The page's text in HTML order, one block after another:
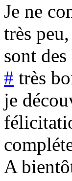
Je ne
très
sont
# très
je
A